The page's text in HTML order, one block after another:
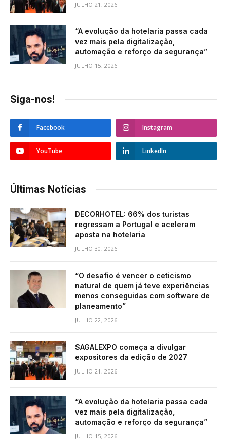
JULHO 21, 2026
“A evolução da hotelaria passa cada
vez mais pela digitalização,
automação e reforço da segurança”
JULHO 15, 2026
Siga-nos!
Facebook Instagram
YouTube LinkedIn
Últimas Notícias
DECORHOTEL: 66% dos turistas
regressam a Portugal e aceleram
aposta na hotelaria
JULHO 30, 2026
“O desafio é vencer o ceticismo
natural de quem já teve experiências
menos conseguidas com software de
planeamento”
JULHO 22, 2026
SAGALEXPO começa a divulgar
expositores da edição de 2027
JULHO 21, 2026
“A evolução da hotelaria passa cada
vez mais pela digitalização,
automação e reforço da segurança”
JULHO 15, 2026